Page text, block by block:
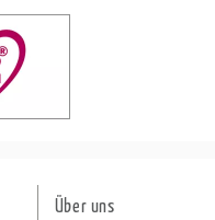
Über uns